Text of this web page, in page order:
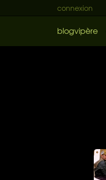
connexion
blogvipère